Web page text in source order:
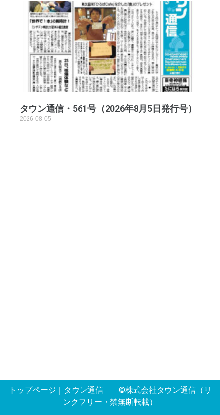
タウン通信・561号（2026年8月5日発行号）
2026-08-05
トップページ ｜ タウン通信©株式会社タウン通信（リ
ンクフリー・禁無断転載）